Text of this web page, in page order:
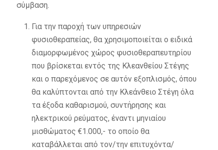
σύμβαση.
Για την παροχή των υπηρεσιών
φυσιοθεραπείας, θα χρησιμοποιείται ο ειδικά
διαμορφωμένος χώρος φυσιοθεραπευτηρίου
που βρίσκεται εντός της Κλεανθείου Στέγης
και ο παρεχόμενος σε αυτόν εξοπλισμός, όπου
θα καλύπτονται από την Κλεάνθειο Στέγη όλα
τα έξοδα καθαρισμού, συντήρησης και
ηλεκτρικού ρεύματος, έναντι μηνιαίου
μισθώματος €1.000,- το οποίο θα
καταβάλλεται από τον/την επιτυχόντα/